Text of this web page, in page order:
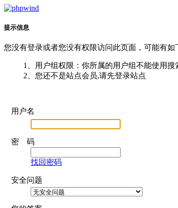
提示信息
您没有登录或者您没有权限访问此页面，可能有如
1、用户组权限：你所属的用户组不能使用搜
2、您还不是站点会员,请先登录站点
用户名
密 码
找回密码
安全问题